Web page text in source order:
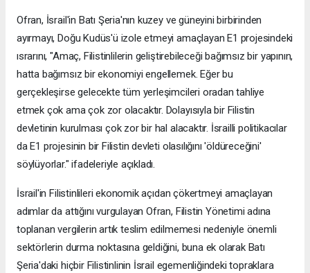
Ofran, İsrail'in Batı Şeria'nın kuzey ve güneyini birbirinden
ayırmayı, Doğu Kudüs'ü izole etmeyi amaçlayan E1 projesindeki
ısrarını, "Amaç, Filistinlilerin geliştirebileceği bağımsız bir yapının,
hatta bağımsız bir ekonomiyi engellemek. Eğer bu
gerçekleşirse gelecekte tüm yerleşimcileri oradan tahliye
etmek çok ama çok zor olacaktır. Dolayısıyla bir Filistin
devletinin kurulması çok zor bir hal alacaktır. İsrailli politikacılar
da E1 projesinin bir Filistin devleti olasılığını 'öldüreceğini'
söylüyorlar." ifadeleriyle açıkladı.
İsrail'in Filistinlileri ekonomik açıdan çökertmeyi amaçlayan
adımlar da attığını vurgulayan Ofran, Filistin Yönetimi adına
toplanan vergilerin artık teslim edilmemesi nedeniyle önemli
sektörlerin durma noktasına geldiğini, buna ek olarak Batı
Şeria'daki hiçbir Filistinlinin İsrail egemenliğindeki topraklara